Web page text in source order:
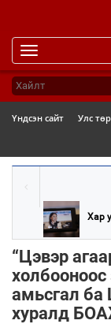
Үндсэн сайт Улс
Хар
“Цэвэр
холбооноос
амьсгал ба
хуралд